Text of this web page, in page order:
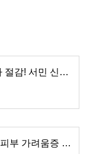
최대 1.5% 이자 절감! 서민 신용대출, 새희망홀씨햇살론 신청법 - BBT 쏙쏙 정보통
매일 샤워해도 피부 가려움증 심해진다면? 이 습관 때문 - BBT 쏙쏙 정보통